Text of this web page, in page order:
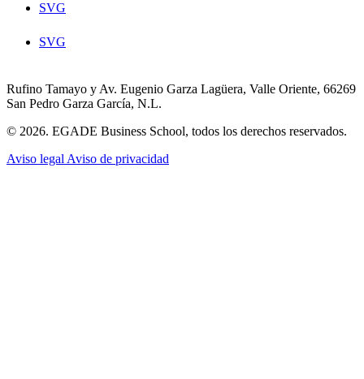
SVG
SVG
Rufino Tamayo y Av. Eugenio Garza Lagüera, Valle Oriente, 66269
San Pedro Garza García, N.L.
© 2026. EGADE Business School, todos los derechos reservados.
Aviso legal Aviso de privacidad